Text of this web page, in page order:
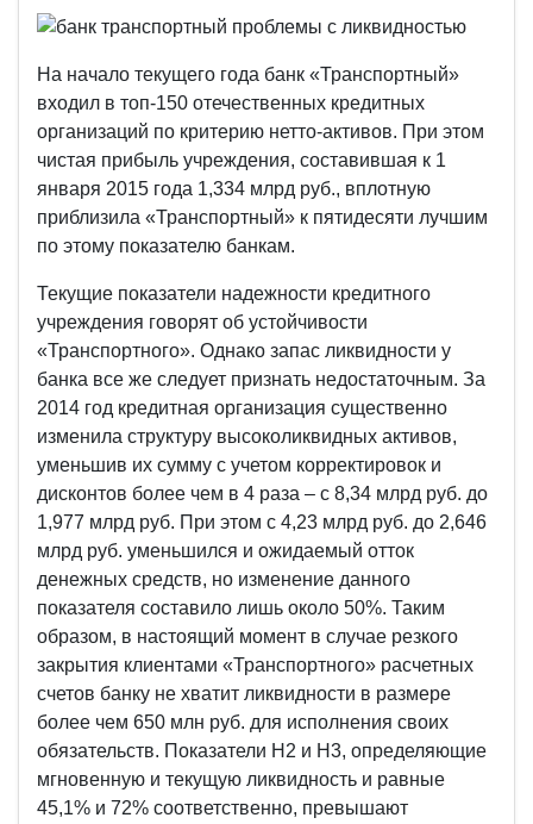
На начало текущего года банк «Транспортный»
входил в топ-150 отечественных кредитных
организаций по критерию нетто-активов. При этом
чистая прибыль учреждения, составившая к 1
января 2015 года 1,334 млрд руб., вплотную
приблизила «Транспортный» к пятидесяти лучшим
по этому показателю банкам.
Текущие показатели надежности кредитного
учреждения говорят об устойчивости
«Транспортного». Однако запас ликвидности у
банка все же следует признать недостаточным. За
2014 год кредитная организация существенно
изменила структуру высоколиквидных активов,
уменьшив их сумму с учетом корректировок и
дисконтов более чем в 4 раза – с 8,34 млрд руб. до
1,977 млрд руб. При этом с 4,23 млрд руб. до 2,646
млрд руб. уменьшился и ожидаемый отток
денежных средств, но изменение данного
показателя составило лишь около 50%. Таким
образом, в настоящий момент в случае резкого
закрытия клиентами «Транспортного» расчетных
счетов банку не хватит ликвидности в размере
более чем 650 млн руб. для исполнения своих
обязательств. Показатели Н2 и Н3, определяющие
мгновенную и текущую ликвидность и равные
45,1% и 72% соответственно, превышают